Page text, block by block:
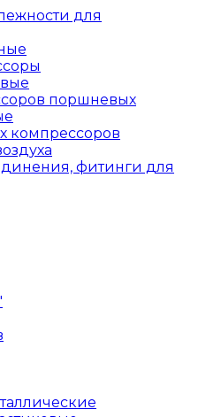
для
поршневых
компрессоров
фитинги для